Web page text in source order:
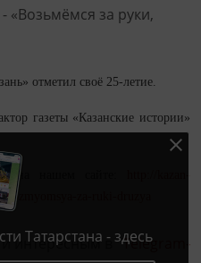
отметил своё 25-летие.
газеты «Казанские истории»
и на нашем сайте:
za-ruki-druzya
интересным в Telegram-
Татарстана - здесь